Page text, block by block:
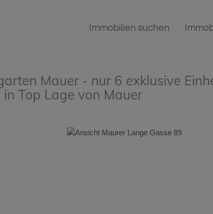
Immobilien suchen
Mauer - nur 6 exklusive
Top Lage von Mauer